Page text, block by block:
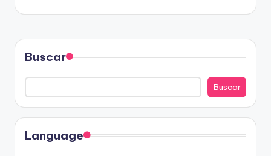
Buscar
Buscar
Language